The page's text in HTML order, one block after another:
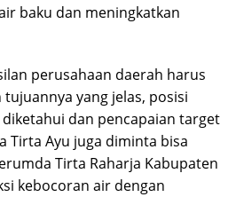
baku dan meningkatkan
perusahaan daerah harus
yang jelas, posisi
dan pencapaian target
Tirta Ayu juga diminta bisa
Tirta Raharja Kabupaten
kebocoran air dengan